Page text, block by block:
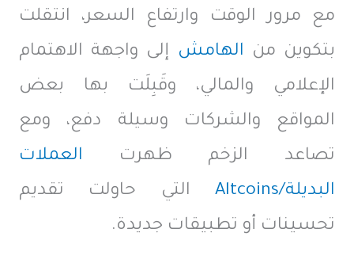
مع مرور الوقت وارتفاع السعر، انتقلت
بتكوين من الهامش إلى واجهة الاهتمام
الإعلامي والمالي، وقَبِلَت بها بعض
المواقع والشركات وسيلة دفع، ومع
تصاعد الزخم ظهرت العملات
البديلة/Altcoins
التي حاولت تقديم
تحسينات أو تطبيقات جديدة.